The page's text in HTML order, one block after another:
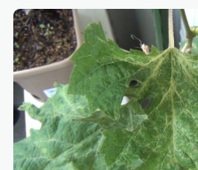
栽培ぶろぐ
おススメアイテム
おススメ本
お問い合わせ